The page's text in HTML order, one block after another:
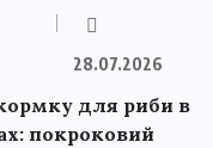
28.07.2026
для риби в
покроковий